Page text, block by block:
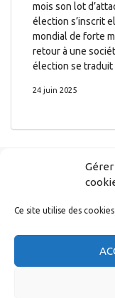
Ce site utilise des
mois son lot
élection s’inscrit
mondial de forte
retour à une
élection se
24 juin 2025